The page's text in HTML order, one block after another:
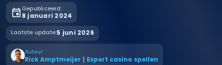
Gepubliceerd:
8 januari 2024
Laatste update:5 juni 2026
Auteur:
Rick Amptmeijer | Expert casino spellen